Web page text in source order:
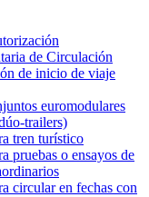
de Circulación
de inicio de viaje
euromodulares
trailers)
tren turístico
pruebas o ensayos de
circular en fechas con